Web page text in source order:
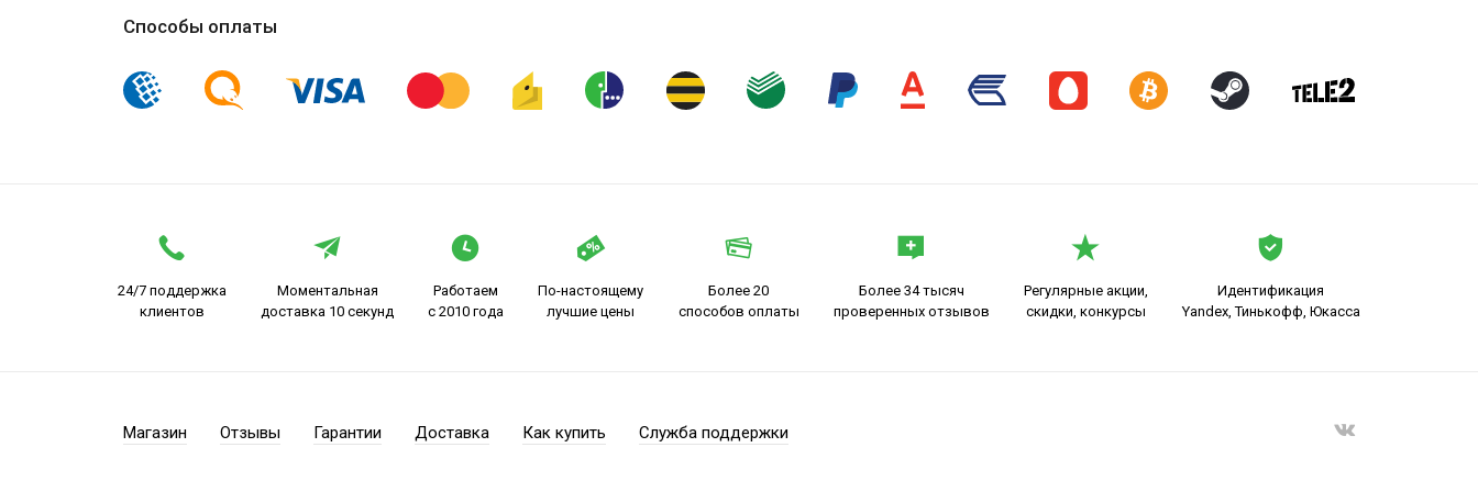
Способы оплаты
24/7 поддержка
клиентов
Моментальная
доставка 10 секунд
Работаем
с 2010 года
По-настоящему
лучшие цены
Более 20
способов оплаты
Более 34 тысяч
проверенных отзывов
Регулярные акции,
скидки, конкурсы
Идентификация
Yandex, Тинькофф, Юкасса
Магазин Отзывы Гарантии Доставка Как купить Служба поддержки